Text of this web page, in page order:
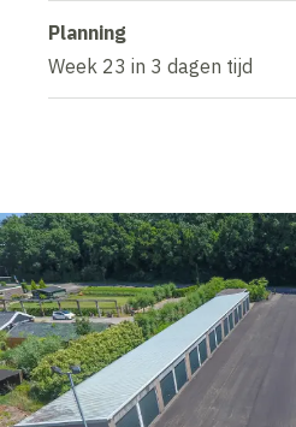
Planning
Week 23 in 3 dagen tijd